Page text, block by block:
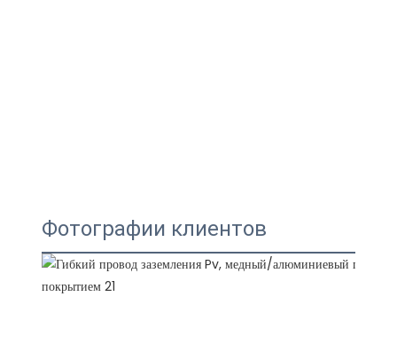
Фотографии клиентов